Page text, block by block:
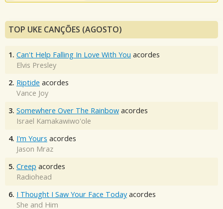
TOP UKE CANÇÕES (AGOSTO)
1. Can't Help Falling In Love With You acordes
Elvis Presley
2. Riptide acordes
Vance Joy
3. Somewhere Over The Rainbow acordes
Israel Kamakawiwo'ole
4. I'm Yours acordes
Jason Mraz
5. Creep acordes
Radiohead
6. I Thought I Saw Your Face Today acordes
She and Him